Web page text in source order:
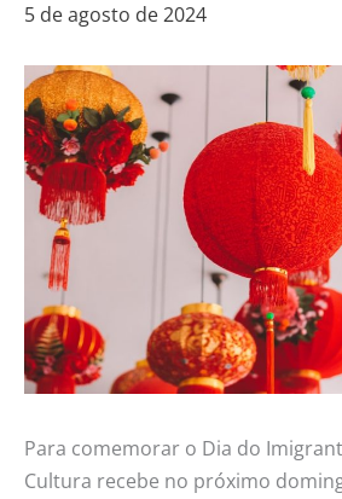
5 de agosto de 2024
Para comemorar o Dia do
Cultura recebe no próximo